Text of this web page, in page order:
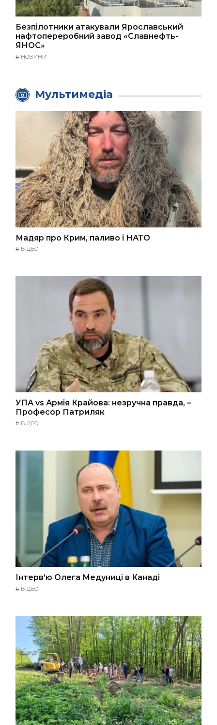
Безпілотники атакували Ярославський
нафтопереробний завод «Славнефть-
ЯНОС»
# НОВИНИ
Мультимедіа
Мадяр про Крим, паливо і НАТО
# ВІДЕО
УПА vs Армія Крайова: незручна правда, –
Професор Патриляк
# ВІДЕО
Інтерв’ю Олега Медуниці в Канаді
# ВІДЕО